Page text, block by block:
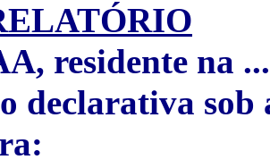
, residente na
declarativa sob